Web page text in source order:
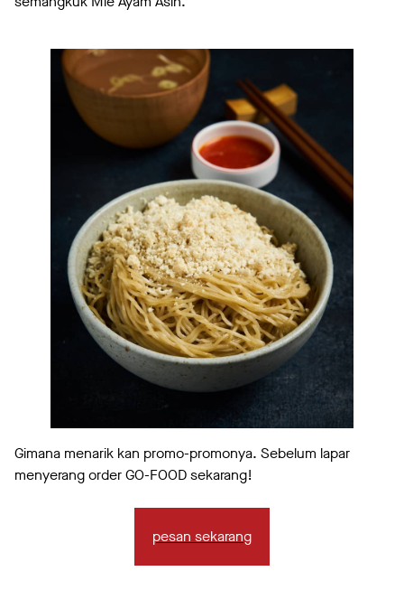
Gimana menarik kan promo-promonya. Sebelum lapar
menyerang order GO-FOOD sekarang!
pesan sekarang